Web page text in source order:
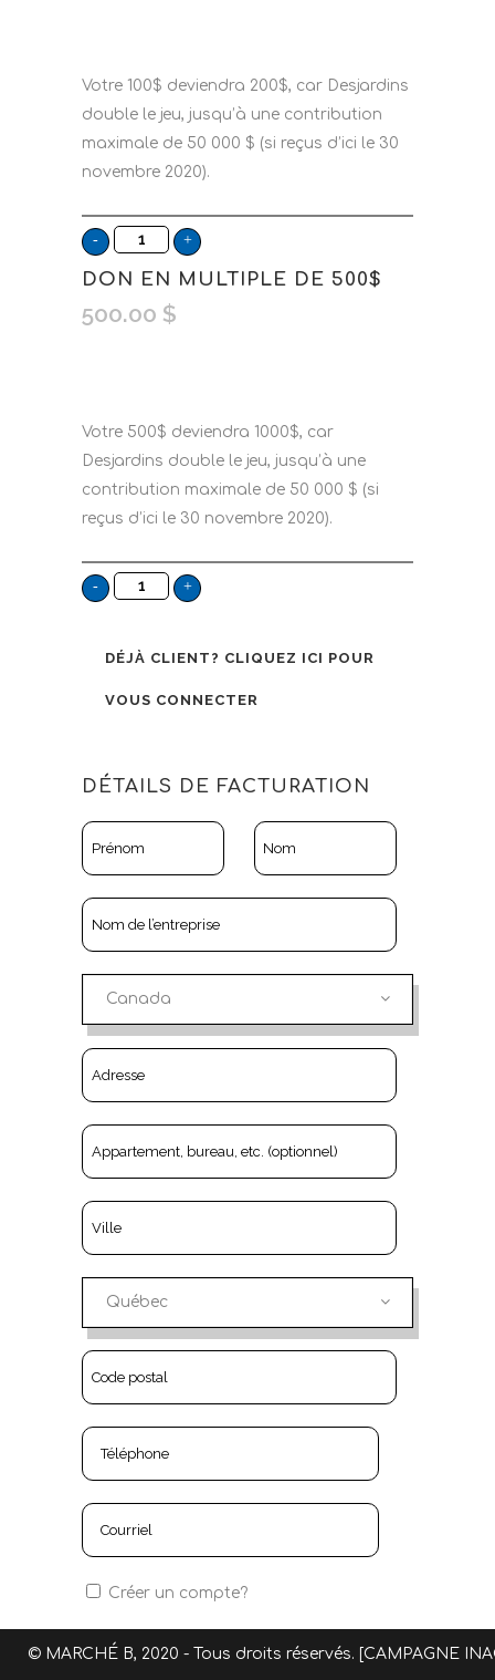
Votre 100$ deviendra 200$, car Desjardins
double le jeu, jusqu’à une contribution
maximale de 50 000 $ (si reçus d’ici le 30
novembre 2020).
DON EN MULTIPLE DE 500$
500.00 $
Votre 500$ deviendra 1000$, car
Desjardins double le jeu, jusqu’à une
contribution maximale de 50 000 $ (si
reçus d’ici le 30 novembre 2020).
DÉJÀ CLIENT? CLIQUEZ ICI POUR
VOUS CONNECTER
DÉTAILS DE FACTURATION
Canada
Québec
Créer un compte?
EXPÉDIER À UNE ADRESSE
© MARCHÉ B, 2020 - Tous droits réservés. [CAMPAGNE